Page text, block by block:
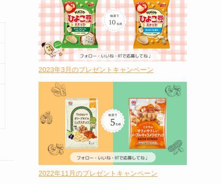
2023年3月のプレゼントキャンペーン
2022年11月のプレゼントキャンペーン